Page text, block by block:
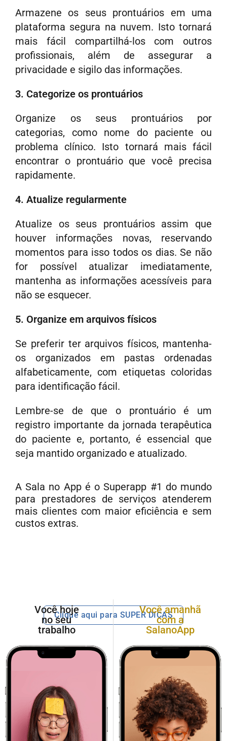
Armazene os seus prontuários em uma
plataforma segura na nuvem. Isto tornará
mais fácil compartilhá-los com outros
profissionais, além de assegurar a
privacidade e sigilo das informações.
3. Categorize os prontuários
Organize os seus prontuários por
categorias, como nome do paciente ou
problema clínico. Isto tornará mais fácil
encontrar o prontuário que você precisa
rapidamente.
4. Atualize regularmente
Atualize os seus prontuários assim que
houver informações novas, reservando
momentos para isso todos os dias. Se não
for possível atualizar imediatamente,
mantenha as informações acessíveis para
não se esquecer.
5. Organize em arquivos físicos
Se preferir ter arquivos físicos, mantenha-
os organizados em pastas ordenadas
alfabeticamente, com etiquetas coloridas
para identificação fácil.
Lembre-se de que o prontuário é um
registro importante da jornada terapêutica
do paciente e, portanto, é essencial que
seja mantido organizado e atualizado.
A Sala no App é o Superapp #1 do mundo
para prestadores de serviços atenderem
mais clientes com maior eficiência e sem
custos extras.
Clique aqui para SUPER DICAS
Você hoje
no seu
trabalho
Você amanhã
com a
SalanoApp